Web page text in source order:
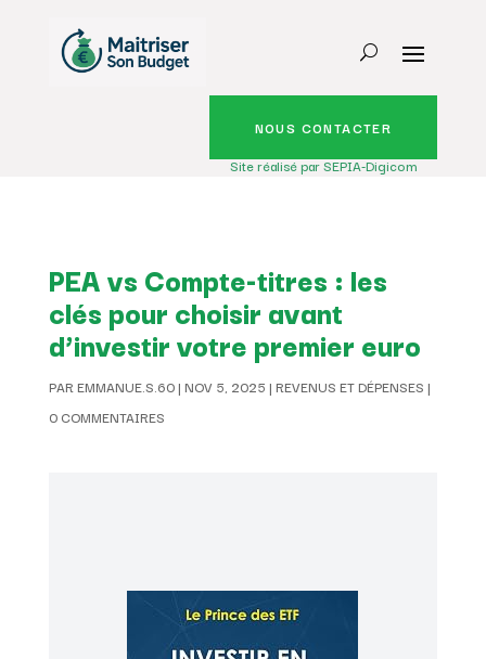
NOUS CONTACTER
Site réalisé par SEPIA-Digicom
PEA vs Compte-titres : les
clés pour choisir avant
d’investir votre premier euro
PAREMMANUE.S.60| NOV 5, 2025 | REVENUS ET DÉPENSES |
0 COMMENTAIRES